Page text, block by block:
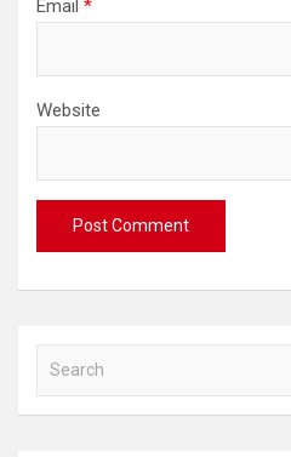
Email *
Website
a